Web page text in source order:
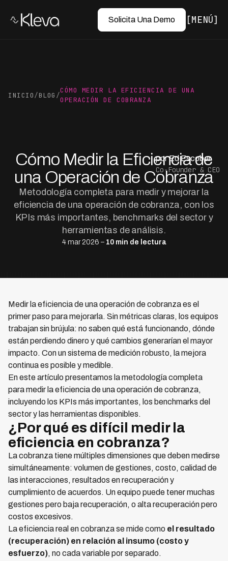
Solicita Una Demo MENÚ
INICIO/BLOG /
CÓMO MEDIR LA EFICIENCIA DE UNA
OPERACIÓN DE COBRANZA
Cómo Medir la Eficiencia de
una Operación de Cobranza
Metodología completa para medir y mejorar la
eficiencia de una operación de cobranza, con los
KPIs más importantes, benchmarks del sector y
herramientas de análisis.
4 mar 2026 – 10 min de lectura
por Ed Escobar
Co-Founder & CEO
Medir la eficiencia de una operación de cobranza es el
primer paso para mejorarla. Sin métricas claras, los equipos
trabajan sin brújula: no saben qué está funcionando, dónde
están perdiendo dinero y qué cambios generarían el mayor
impacto. Con un sistema de medición robusto, la mejora
continua es posible y medible.
En este artículo presentamos la metodología completa
para medir la eficiencia de una operación de cobranza,
incluyendo los KPIs más importantes, los benchmarks del
sector y las herramientas disponibles.
¿Por qué es difícil medir la
eficiencia en cobranza?
La cobranza tiene múltiples dimensiones que deben medirse
simultáneamente: volumen de gestiones, costo, calidad de
las interacciones, resultados en recuperación y
cumplimiento de acuerdos. Un equipo puede tener muchas
gestiones pero baja recuperación, o alta recuperación pero
costos excesivos.
La eficiencia real en cobranza se mide como el resultado
(recuperación) en relación al insumo (costo y
esfuerzo), no cada variable por separado.